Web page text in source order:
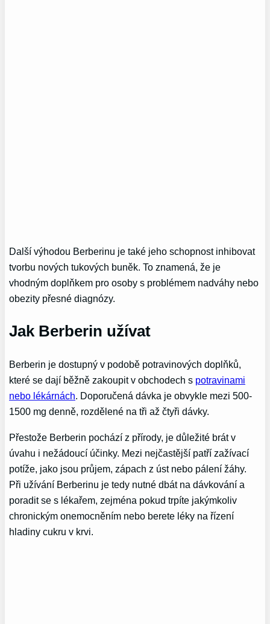
Další výhodou Berberinu je také jeho schopnost inhibovat
tvorbu nových tukových buněk. To znamená, že je
vhodným doplňkem pro osoby s problémem nadváhy nebo
obezity přesné diagnózy.
Jak Berberin užívat
Berberin je dostupný v podobě potravinových doplňků,
které se dají běžně zakoupit v obchodech s potravinami
nebo lékárnách. Doporučená dávka je obvykle mezi 500-
1500 mg denně, rozdělené na tři až čtyři dávky.
Přestože Berberin pochází z přírody, je důležité brát v
úvahu i nežádoucí účinky. Mezi nejčastější patří zažívací
potíže, jako jsou průjem, zápach z úst nebo pálení žáhy.
Při užívání Berberinu je tedy nutné dbát na dávkování a
poradit se s lékařem, zejména pokud trpíte jakýmkoliv
chronickým onemocněním nebo berete léky na řízení
hladiny cukru v krvi.